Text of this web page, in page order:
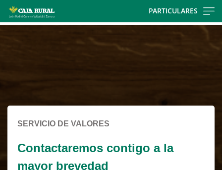
contentt
PARTICULARES
SERVICIO DE VALORES
Contactaremos contigo a la
mayor brevedad